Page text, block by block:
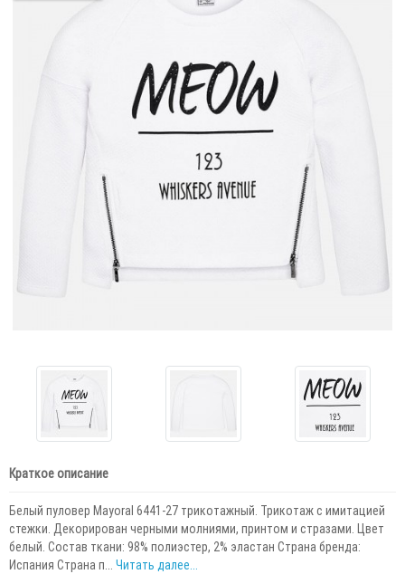
Краткое описание
Белый пуловер Mayoral 6441-27 трикотажный. Трикотаж с имитацией
стежки. Декорирован черными молниями, принтом и стразами. Цвет
белый. Состав ткани: 98% полиэстер, 2% эластан Страна бренда:
Испания Страна п... Читать далее...